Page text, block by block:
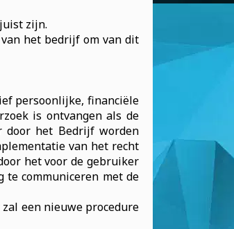
zijn.
het bedrijf om van dit
persoonlijke, financiële
is ontvangen als de
door het Bedrijf worden
van het recht
het voor de gebruiker
communiceren met de
een nieuwe procedure